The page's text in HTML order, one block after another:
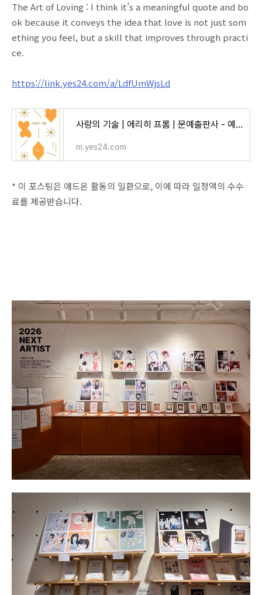
The Art of Loving : I think it’s a meaningful quote and bo
ok because it conveys the idea that love is not just som
ething you feel, but a skill that improves through practi
ce.
https://link.yes24.com/a/LdfUmWjsLd
사랑의 기술 | 에리히 프롬 | 문예출판사 - 예스24
m.yes24.com
* 이 포스팅은 애드온 활동의 일환으로, 이에 따라 일정액의 수수
료를 제공받습니다.